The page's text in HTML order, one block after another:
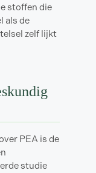
stoffen die
als de
zelf lijkt
PEA is de
studie